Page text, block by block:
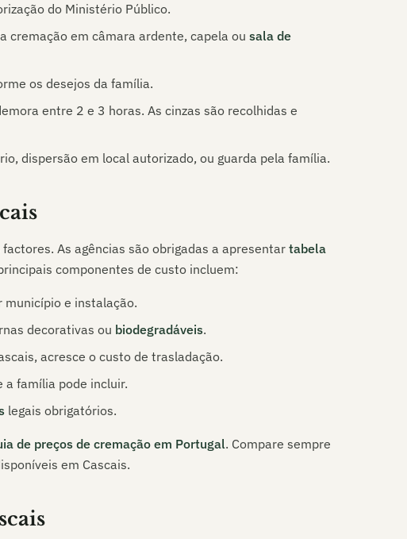
do Ministério Público.
cremação em câmara ardente, capela ou sala de
os desejos da família.
entre 2 e 3 horas. As cinzas são recolhidas e
dispersão em local autorizado, ou guarda pela família.
As agências são obrigadas a apresentar tabela
componentes de custo incluem:
município e instalação.
decorativas ou biodegradáveis.
, acresce o custo de trasladação.
a família pode incluir.
legais obrigatórios.
de preços de cremação em Portugal. Compare sempre
em Cascais.